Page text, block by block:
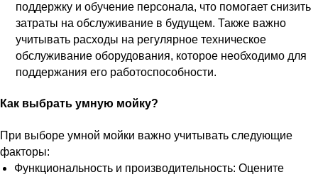
поддержку и обучение персонала, что помогает снизить
затраты на обслуживание в будущем. Также важно
учитывать расходы на регулярное техническое
обслуживание оборудования, которое необходимо для
поддержания его работоспособности.
Как выбрать умную мойку?
При выборе умной мойки важно учитывать следующие
факторы:
Функциональность и производительность: Оцените